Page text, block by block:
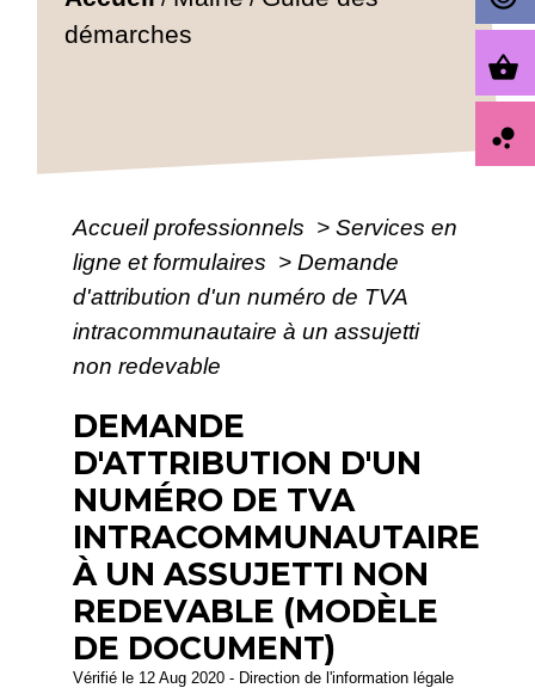
démarches
Accueil professionnels > Services en
ligne et formulaires > Demande
d'attribution d'un numéro de TVA
intracommunautaire à un assujetti
non redevable
DEMANDE
D'ATTRIBUTION D'UN
NUMÉRO DE TVA
INTRACOMMUNAUTAIRE
À UN ASSUJETTI NON
REDEVABLE (MODÈLE
DE DOCUMENT)
Vérifié le 12 Aug 2020 - Direction de l'information légale
shopping_basket
bubble_chart